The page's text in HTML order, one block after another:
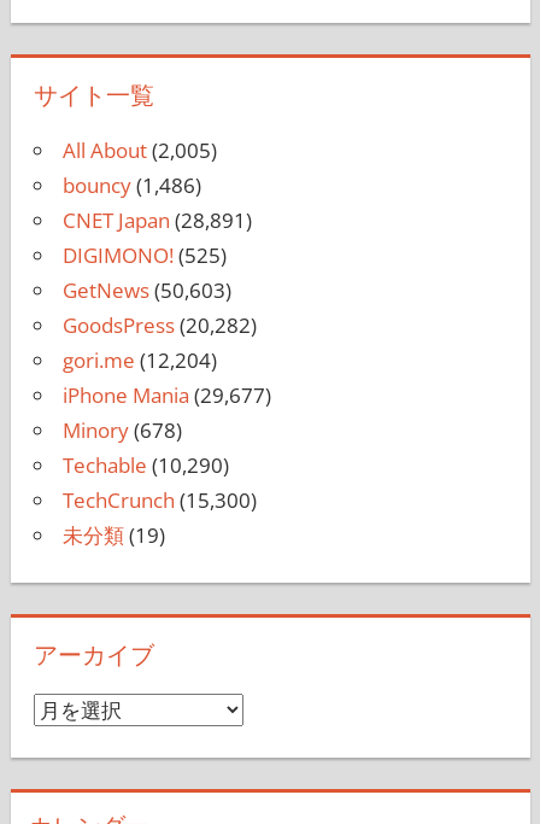
All About(2,005)
bouncy(1,486)
CNET Japan(28,891)
DIGIMONO!(525)
GetNews(50,603)
GoodsPress (20,282)
gori.me(12,204)
iPhone Mania
Minory(678)
Techable(10,290)
TechCrunch
ア